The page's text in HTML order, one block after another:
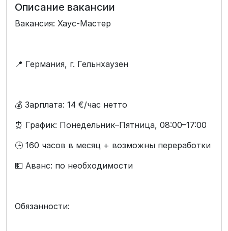
Описание вакансии
Вакансия: Хаус-Мастер
📍 Германия, г. Гельнхаузен
💰 Зарплата: 14 €/час нетто
⏰ График: Понедельник–Пятница, 08:00–17:00
🕒 160 часов в месяц + возможны переработки
💵 Аванс: по необходимости
Обязанности: